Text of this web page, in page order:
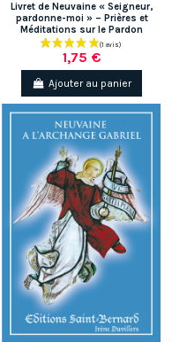
Livret de Neuvaine « Seigneur,
pardonne-moi » – Prières et
Méditations sur le Pardon
1,75 €
Ajouter au panier